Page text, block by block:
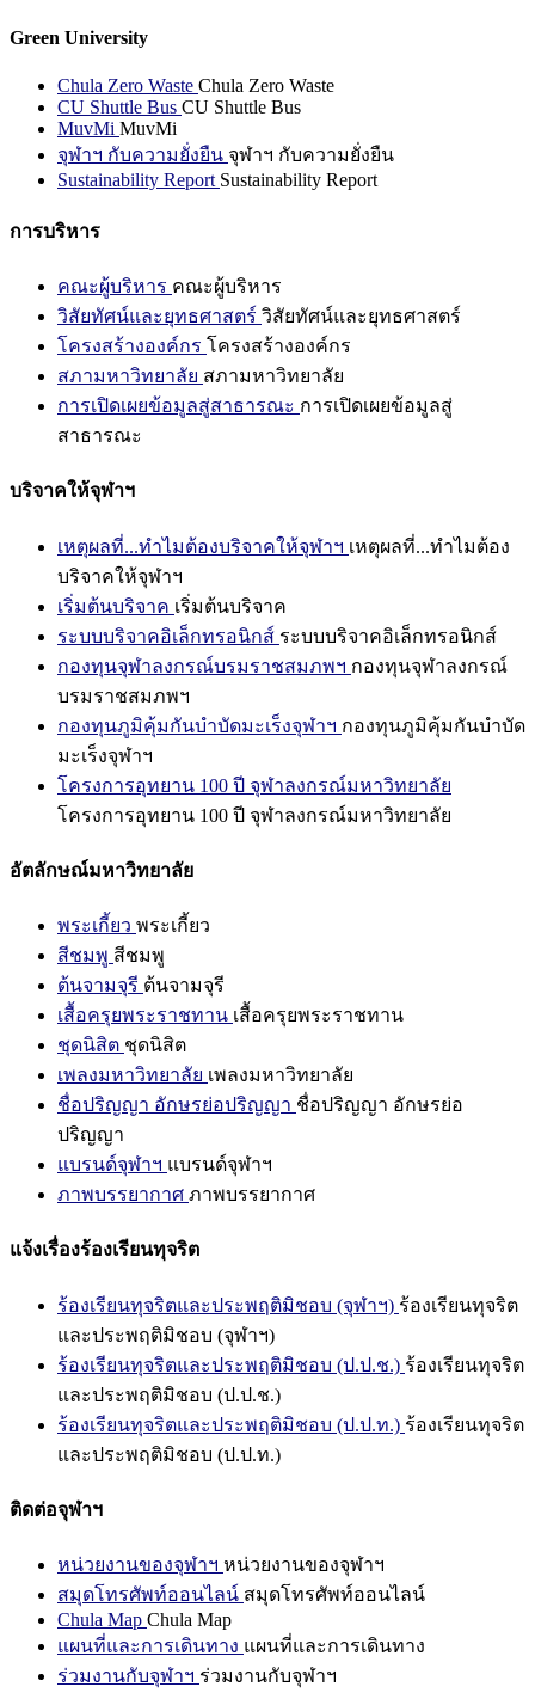
Green University
Chula Zero Waste Chula Zero Waste
CU Shuttle Bus CU Shuttle Bus
MuvMi MuvMi
จุฬาฯ กับความยั่งยืน จุฬาฯ กับความยั่งยืน
Sustainability Report Sustainability Report
การบริหาร
คณะผู้บริหาร คณะผู้บริหาร
วิสัยทัศน์และยุทธศาสตร์ วิสัยทัศน์และยุทธศาสตร์
โครงสร้างองค์กร โครงสร้างองค์กร
สภามหาวิทยาลัย สภามหาวิทยาลัย
การเปิดเผยข้อมูลสู่สาธารณะ การเปิดเผยข้อมูลสู่
สาธารณะ
บริจาคให้จุฬาฯ
เหตุผลที่...ทำไมต้องบริจาคให้จุฬาฯ เหตุผลที่...ทำไมต้อง
บริจาคให้จุฬาฯ
เริ่มต้นบริจาค เริ่มต้นบริจาค
ระบบบริจาคอิเล็กทรอนิกส์ ระบบบริจาคอิเล็กทรอนิกส์
กองทุนจุฬาลงกรณ์บรมราชสมภพฯ กองทุนจุฬาลงกรณ์
บรมราชสมภพฯ
กองทุนภูมิคุ้มกันบำบัดมะเร็งจุฬาฯ กองทุนภูมิคุ้มกันบำบัด
มะเร็งจุฬาฯ
โครงการอุทยาน 100 ปี จุฬาลงกรณ์มหาวิทยาลัย
โครงการอุทยาน 100 ปี จุฬาลงกรณ์มหาวิทยาลัย
อัตลักษณ์มหาวิทยาลัย
พระเกี้ยว พระเกี้ยว
สีชมพู สีชมพู
ต้นจามจุรี ต้นจามจุรี
เสื้อครุยพระราชทาน เสื้อครุยพระราชทาน
ชุดนิสิต ชุดนิสิต
เพลงมหาวิทยาลัย เพลงมหาวิทยาลัย
ชื่อปริญญา อักษรย่อปริญญา ชื่อปริญญา อักษรย่อ
ปริญญา
แบรนด์จุฬาฯ แบรนด์จุฬาฯ
ภาพบรรยากาศ ภาพบรรยากาศ
แจ้งเรื่องร้องเรียนทุจริต
ร้องเรียนทุจริตและประพฤติมิชอบ (จุฬาฯ) ร้องเรียนทุจริต
และประพฤติมิชอบ (จุฬาฯ)
ร้องเรียนทุจริตและประพฤติมิชอบ (ป.ป.ช.) ร้องเรียนทุจริต
และประพฤติมิชอบ (ป.ป.ช.)
ร้องเรียนทุจริตและประพฤติมิชอบ (ป.ป.ท.) ร้องเรียนทุจริต
และประพฤติมิชอบ (ป.ป.ท.)
ติดต่อจุฬาฯ
หน่วยงานของจุฬาฯ หน่วยงานของจุฬาฯ
สมุดโทรศัพท์ออนไลน์ สมุดโทรศัพท์ออนไลน์
Chula Map Chula Map
แผนที่และการเดินทาง แผนที่และการเดินทาง
ร่วมงานกับจุฬาฯ ร่วมงานกับจุฬาฯ